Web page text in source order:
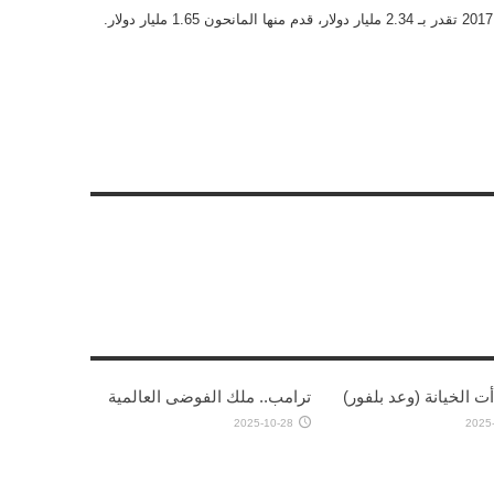
الخيانة (وعد بلفور) ترامب.. ملك الفوضى العالمية
2025-10-28